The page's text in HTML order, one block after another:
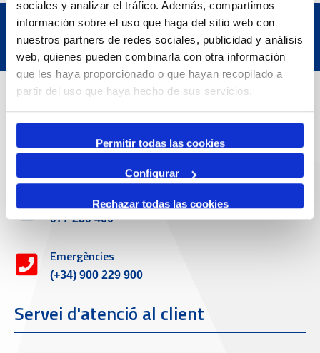
sociales y analizar el tráfico. Además, compartimos
información sobre el uso que haga del sitio web con
nuestros partners de redes sociales, publicidad y análisis
web, quienes pueden combinarla con otra información
que les haya proporcionado o que hayan recopilado a
partir del uso que haya hecho de sus servicios.
Permitir todas las cookies
Configurar
Rechazar todas las cookies
Dades de Contacte
Adreça
Telèfon de contacte
977 259 400
Emergències
(+34) 900 229 900
Servei d'atenció al client